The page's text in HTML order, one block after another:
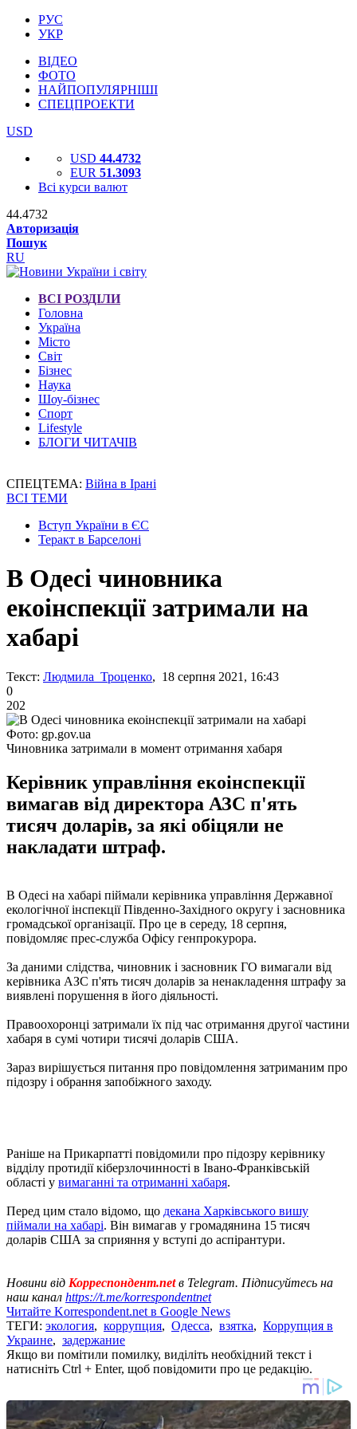
РУС
УКР
ВІДЕО
ФОТО
НАЙПОПУЛЯРНІШІ
СПЕЦПРОЕКТИ
USD
USD 44.4732
EUR 51.3093
Всі курси валют
44.4732
Авторизація
Пошук
RU
ВСІ РОЗДІЛИ
Головна
Україна
Місто
Світ
Бізнес
Наука
Шоу-бізнес
Спорт
Lifestyle
БЛОГИ ЧИТАЧІВ
СПЕЦТЕМА: Війна в Ірані
ВСІ ТЕМИ
Вступ України в ЄС
Теракт в Барселоні
В Одесі чиновника
екоінспекції затримали на
хабарі
Текст: Людмила Троценко, 18 серпня 2021, 16:43
0
202
Фото: gp.gov.ua
Чиновника затримали в момент отримання хабаря
Керівник управління екоінспекції
вимагав від директора АЗС п'ять
тисяч доларів, за які обіцяли не
накладати штраф.
В Одесі на хабарі піймали керівника управління Державної
екологічної інспекції Південно-Західного округу і засновника
громадської організації. Про це в середу, 18 серпня,
повідомляє прес-служба Офісу генпрокурора.
За даними слідства, чиновник і засновник ГО вимагали від
керівника АЗС п'ять тисяч доларів за ненакладення штрафу за
виявлені порушення в його діяльності.
Правоохоронці затримали їх під час отримання другої частини
хабаря в сумі чотири тисячі доларів США.
Зараз вирішується питання про повідомлення затриманим про
підозру і обрання запобіжного заходу.
Раніше на Прикарпатті повідомили про підозру керівнику
відділу протидії кіберзлочинності в Івано-Франківській
області у вимаганні та отриманні хабаря.
Перед цим стало відомо, що декана Харківського вишу
піймали на хабарі. Він вимагав у громадянина 15 тисяч
доларів США за сприяння у вступі до аспірантури.
Новини від Корреспондент.netв Telegram. Підписуйтесь на
наш канал https://t.me/korrespondentnet
Читайте Korrespondent.net в Google News
ТЕГИ: экология, коррупция, Одесса, взятка, Коррупция в
Украине, задержание
Якщо ви помітили помилку, виділіть необхідний текст і
натисніть Ctrl + Enter, щоб повідомити про це редакцію.